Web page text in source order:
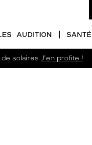
AUDITION SANTÉ
solaires J'en profite !